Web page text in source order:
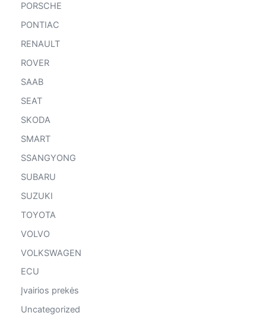
PORSCHE
PONTIAC
RENAULT
ROVER
SAAB
SEAT
SKODA
SMART
SSANGYONG
SUBARU
SUZUKI
TOYOTA
VOLVO
VOLKSWAGEN
ECU
Įvairios prekės
Uncategorized